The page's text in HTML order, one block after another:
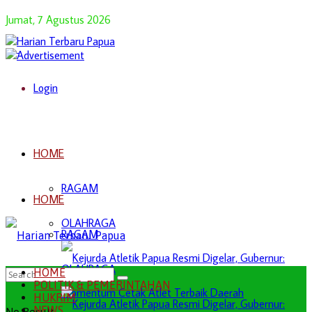
Jumat, 7 Agustus 2026
Login
HOME
RAGAM
OLAHRAGA
HOME
RAGAM
OLAHRAGA
HOME
POLITIK & PEMERINTAHAN
HUKRIM